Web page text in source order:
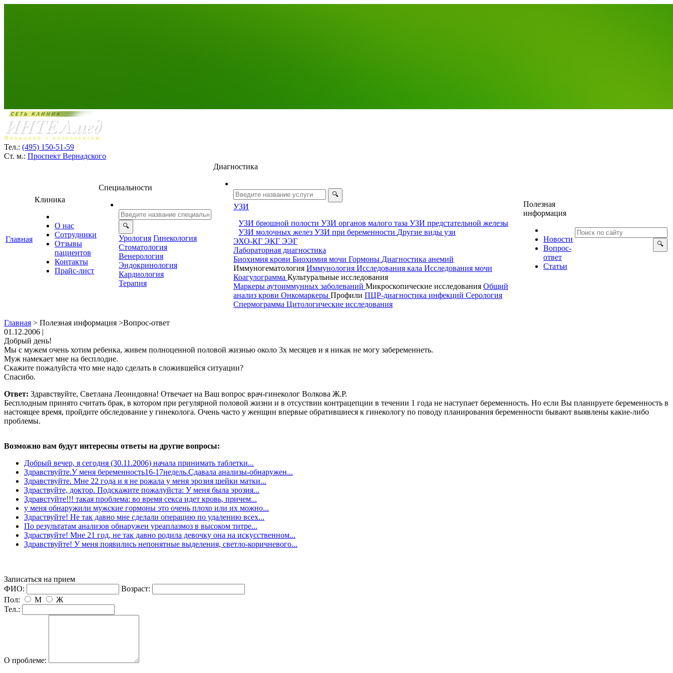
Тел.: (495) 150-51-59
Ст. м.: Проспект Вернадского
Главная
Клиника
О нас
Сотрудники
Отзывы
ациенто
Контакты
Прайс-лист
Специальности
Урология Гинекология
Стоматология
енерология
Эндокринология
Кардиология
Терапия
Диагностика
УЗИ
УЗИ брюшной полости УЗИ органов малого таза УЗИ предстательной железы
УЗИ молочных желез УЗИ при беременности Другие виды узи
ЭХО-КГ ЭКГ ЭЭГ
Лабораторная диагностика
Биохимия крови Биохимия мочи Гормоны Диагностика анемий
Иммуногематология Иммунология Исследования кала Исследования мочи
Коагулограмма Культуральные исследования
Маркеры аутоиммунных заболеваний Микроскопические исследования Общий
анализ крови Онкомаркеры Профили ПЦР-диагностика инфекций Серология
Спермограмма Цитологические исследования
Полезная
информация
Новости
опрос-
ответ
Статьи
Главная > Полезная информация >опрос-ответ
01.12.2006 |
Добрый день!
Мы с мужем очень хотим ребенка, живем полноценной половой жизнью около 3х месяцев и я никак не могу забеременнеть.
Муж намекает мне на бесплодие.
Скажите пожалуйста что мне надо сделать в сложившейся ситуации?
Спасибо.
Ответ: Здравствуйте, Светлана Леонидовна! Отвечает на Ваш вопрос врач-гинеколог Волкова Ж.Р.
Бесплодным принято считать брак, в котором при регулярной половой жизни и в отсуствии контрацепции в течении 1 года не наступает беременность. Но если Вы планируете беременность
настоящее время, пройдите обследование у гинеколога. Очень часто у женщин впервые обратившиеся к гинекологу по поводу планирования беременности бывают выявлены какие-либо
роблемы.
озможно вам будут интересны ответы на другие вопросы:
Добрый вечер, я сегодня (30.11.2006) начала принимать таблетки...
Здравствуйте.У меня беременность16-17недель.Сдавала анализы-обнаружен...
Здравствуйте. Мне 22 года и я не рожала у меня эрозия шейки матки...
Здраствуйте, доктор. Подскажите пожалуйста: У меня была эрозия...
Здравстуйте!!! такая проблема: во время секса идет кровь, причем...
у меня обнаружили мужские гормоны это очень плохо или их можно...
Здраствуйте! Не так давно мне сделали операцию по удалению всех...
По результатам анализов обнаружен уреаплазмоз в высоком титре...
Здраствуйте! Мне 21 год, не так давно родила девочку она на искусственном...
Здравствуйте! У меня появились непонятные выделения, светло-коричневого...
Записаться на прием
ФИО:
озраст:
Пол:
М
Ж
Тел.:
О проблеме: